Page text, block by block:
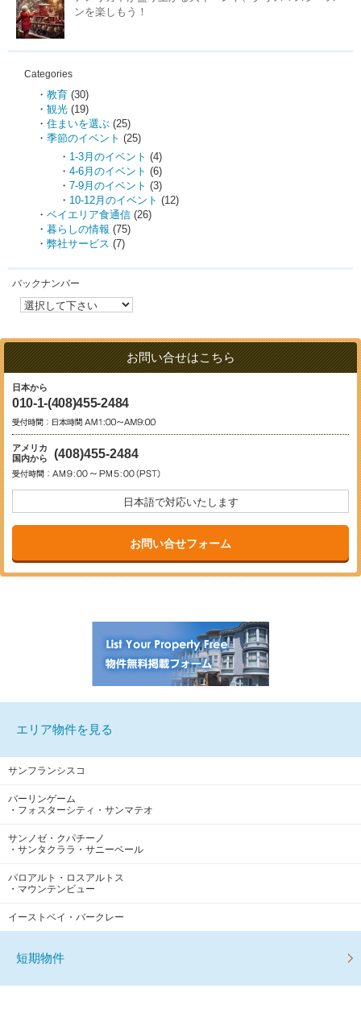
ンを楽しもう！
Categories
教育 (30)
観光 (19)
住まいを選ぶ (25)
季節のイベント (25)
1-3月のイベント (4)
4-6月のイベント (6)
7-9月のイベント (3)
10-12月のイベント (12)
ベイエリア食通信 (26)
暮らしの情報 (75)
弊社サービス (7)
バックナンバー
お問い合せはこちら
日本から
010-1-(408)455-2484
アメリカ
国内から
(408)455-2484
日本語で対応いたします
お問い合せフォーム
エリア物件を見る
サンフランシスコ
バーリンゲーム
・フォスターシティ・サンマテオ
サンノゼ・クパチーノ
・サンタクララ・サニーベール
パロアルト・ロスアルトス
・マウンテンビュー
イーストベイ・バークレー
短期物件